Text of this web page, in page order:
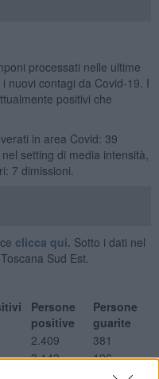
processati nelle ultime
nuovi contagi da Covid-19. I
positivi che
in area Covid: 39
setting di media intensità,
7 dimissioni.
clicca qui. Sotto i dati nel
Sud Est.
Persone
positive
Persone
guarite
2.409
381
3.143
196